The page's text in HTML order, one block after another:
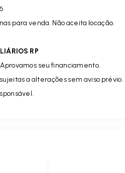
para venda. Não aceita locação.
RP
seu financiamento.
a alterações sem aviso prévio.